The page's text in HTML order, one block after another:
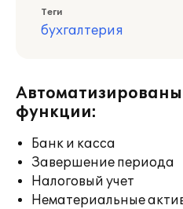
Теги
бухгалтерия
функции:
Банк и касса
Завершение периода
Налоговый учет
Нематериальные